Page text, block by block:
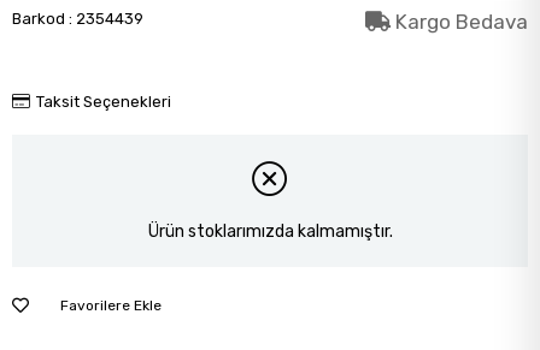
Barkod : 2354439 Kargo Bedava
Taksit Seçenekleri
Ürün stoklarımızda kalmamıştır.
Favorilere Ekle